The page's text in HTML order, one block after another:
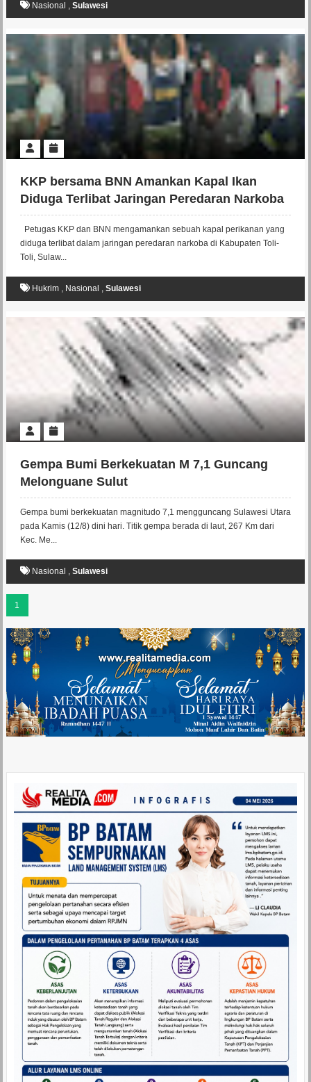
Nasional , Sulawesi
KKP bersama BNN Amankan Kapal Ikan
Diduga Terlibat Jaringan Peredaran Narkoba
di Toli-Toli
Petugas KKP dan BNN mengamankan sebuah kapal perikanan yang
diduga terlibat dalam jaringan peredaran narkoba di Kabupaten Toli-
Toli, Sulaw...
Hukrim, Nasional , Sulawesi
Gempa Bumi Berkekuatan M 7,1 Guncang
Melonguane Sulut
Gempa bumi berkekuatan magnitudo 7,1 mengguncang Sulawesi Utara
pada Kamis (12/8) dini hari. Titik gempa berada di laut, 267 Km dari
Kec. Me...
Nasional , Sulawesi
1